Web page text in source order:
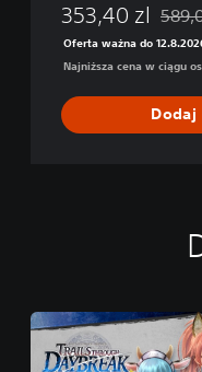
353,40 zl
Oferta ważna do
Najniższa cena w ciągu
Dodaj